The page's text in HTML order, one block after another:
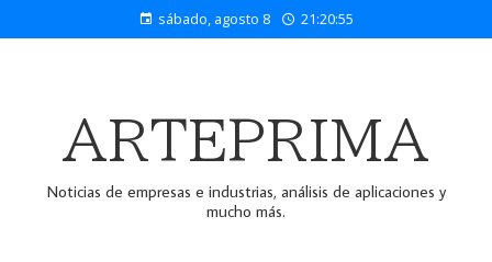
sábado, agosto 8 21:20:55
ARTEPRIMA
Noticias de empresas e industrias, análisis de aplicaciones y
mucho más.